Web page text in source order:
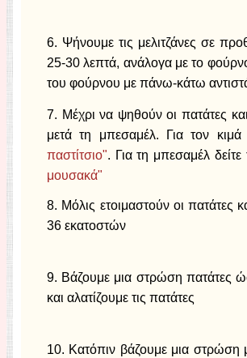
6. Ψήνουμε τις μελιτζάνες σε
25-30 λεπτά, ανάλογα με το
του φούρνου με πάνω-κάτω
7. Μέχρι να ψηθούν οι πατάτες
μετά τη μπεσαμέλ. Για τον κιμά
παστίτσιο". Για τη μπεσαμέλ
μουσακά"
8. Μόλις ετοιμαστούν οι πατάτες
36 εκατοστών
9. Βάζουμε μια στρώση πατάτες
και αλατίζουμε τις πατάτες
10. Κατόπιν βάζουμε μια στρώση